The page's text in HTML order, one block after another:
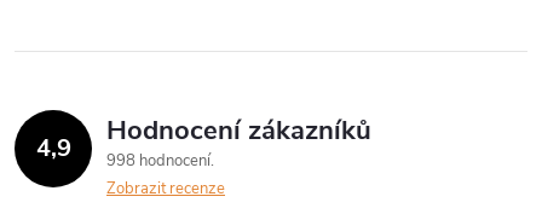
4,9 Hodnocení zákazníků
998 hodnocení
Zobrazit recenze